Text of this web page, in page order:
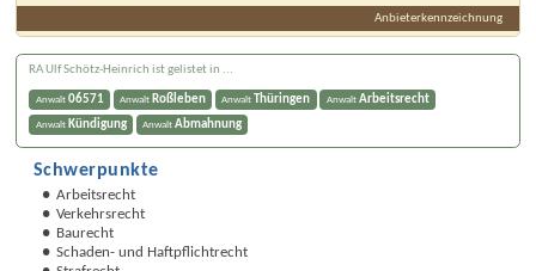
Anbieterkennzeichnung
RA Ulf Schötz-Heinrich ist gelistet in ...
Anwalt 06571 Anwalt Roßleben Anwalt Thüringen Anwalt Arbeitsrecht
Anwalt Kündigung Anwalt Abmahnung
Schwerpunkte
Arbeitsrecht
Verkehrsrecht
Baurecht
Schaden- und Haftpflichtrecht